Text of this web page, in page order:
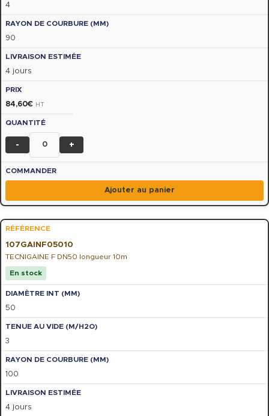
4
90
4 jours
84,60€ HT
- +
Ajouter au panier
107GAINF05010
TECNIGAINE F DN50 longueur 10m
En stock
50
3
100
4 jours